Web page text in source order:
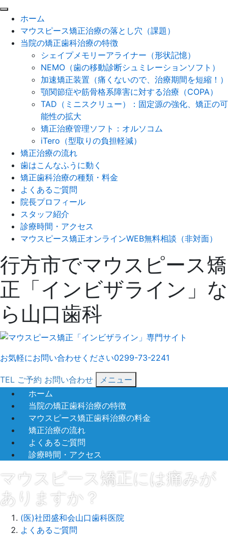
ホーム
マウスピース矯正治療の落とし穴（課題）
当院の矯正歯科治療の特徴
シェイプメモリーアライナー（形状記憶）
NEMO（歯の移動診断シュミレーションソフト）
加速矯正装置（痛くないので、治療期間を短縮！）
顎関節症や筋骨格系障害に対する治療（COPA）
TAD（ミニスクリュー）：固定源の強化、矯正の可
能性の拡大
矯正治療管理ソフト：オルソコム
iTero（型取りの負担軽減）
矯正治療の流れ
歯はこんなふうに動く
矯正歯科治療の種類・料金
よくあるご質問
院長プロフィール
スタッフ紹介
診療時間・アクセス
マウスピース矯正オンラインWEB無料相談（非対面）
行方市でマウスピース矯
正「インビザライン」な
ら山口歯科
お気軽にお問い合わせください0299-73-2241
TEL ご予約 お問い合わせ
メニュー
ホーム
当院の矯正歯科治療の特徴
マウスピース矯正歯科治療の料金
矯正治療の流れ
よくあるご質問
診療時間・アクセス
マウスピース矯正には痛みが
ありますか？
(医)社団盛和会山口歯科医院
よくあるご質問